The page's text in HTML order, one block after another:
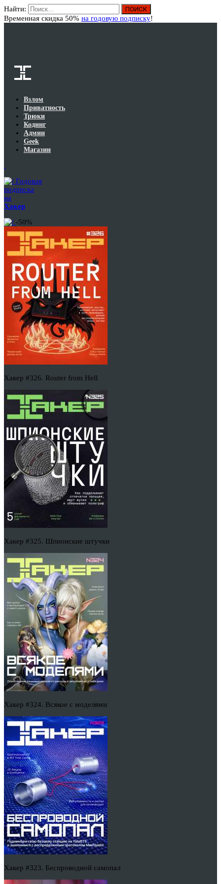
Найти:
Временная скидка 50% на годовую подписку!
Взлом
Приватность
Трюки
Кодинг
Админ
Geek
Магазин
Годовая
подписка
на
Хакер
-50%
Хакер #326. Router from Hell
Хакер #325. Шпионские штучки
Хакер #324. Всякое с моделями
Хакер #323. Беспроводной самопал